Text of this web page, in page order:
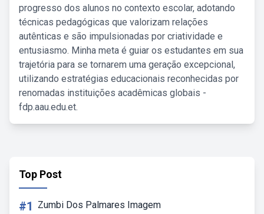
progresso dos alunos no contexto escolar, adotando
técnicas pedagógicas que valorizam relações
autênticas e são impulsionadas por criatividade e
entusiasmo. Minha meta é guiar os estudantes em sua
trajetória para se tornarem uma geração excepcional,
utilizando estratégias educacionais reconhecidas por
renomadas instituições acadêmicas globais -
fdp.aau.edu.et.
Top Post
#1 Zumbi Dos Palmares Imagem